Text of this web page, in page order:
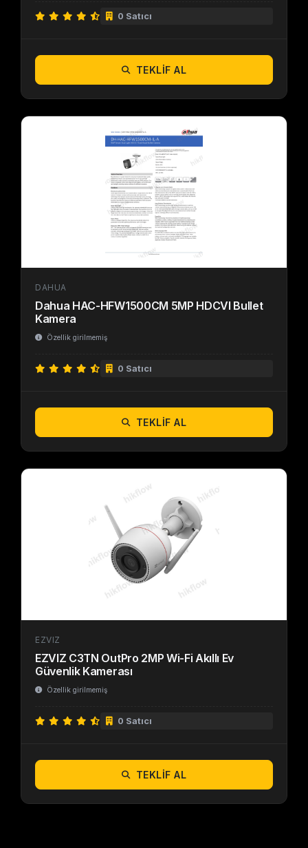
0 Satıcı
TEKLIF AL
DAHUA
Dahua HAC-HFW1500CM 5MP HDCVI Bullet
Kamera
Özellik girilmemiş
0 Satıcı
TEKLIF AL
EZVIZ
EZVIZ C3TN OutPro 2MP Wi-Fi Akıllı Ev
Güvenlik Kamerası
Özellik girilmemiş
0 Satıcı
TEKLIF AL